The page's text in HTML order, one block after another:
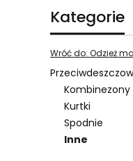
Kategorie
Wróć do: Odzież
Kombinezony
Kurtki
Spodnie
Inne